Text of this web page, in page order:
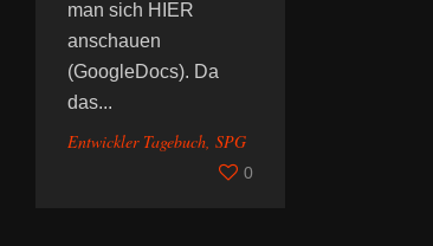
man sich HIER
anschauen
(GoogleDocs). Da
das...
Entwickler Tagebuch, SPG
0